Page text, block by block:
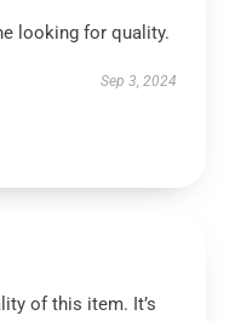
looking for quality.
Sep 3, 2024
of this item. It’s